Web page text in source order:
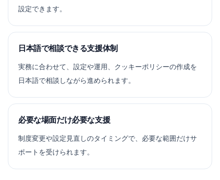
設定できます。
日本語で相談できる支援体制
実務に合わせて、設定や運用、クッキーポリシーの作成を
日本語で相談しながら進められます。
必要な場面だけ必要な支援
制度変更や設定見直しのタイミングで、必要な範囲だけサ
ポートを受けられます。